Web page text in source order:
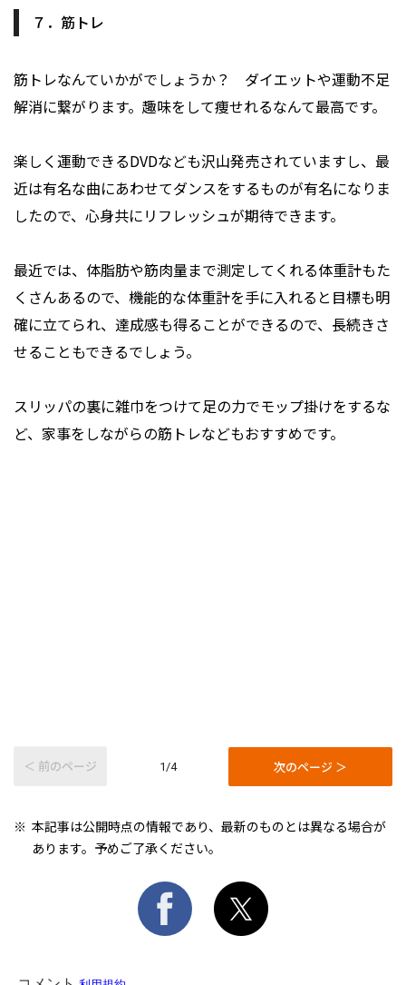
７．筋トレ
筋トレなんていかがでしょうか？ ダイエットや運動不足
解消に繋がります。趣味をして痩せれるなんて最高です。
楽しく運動できるDVDなども沢山発売されていますし、最
近は有名な曲にあわせてダンスをするものが有名になりま
したので、心身共にリフレッシュが期待できます。
最近では、体脂肪や筋肉量まで測定してくれる体重計もた
くさんあるので、機能的な体重計を手に入れると目標も明
確に立てられ、達成感も得ることができるので、長続きさ
せることもできるでしょう。
スリッパの裏に雑巾をつけて足の力でモップ掛けをするな
ど、家事をしながらの筋トレなどもおすすめです。
＜ 前のページ 1/4 次のページ ＞
本記事は公開時点の情報であり、最新のものとは異なる場合が
あります。予めご了承ください。